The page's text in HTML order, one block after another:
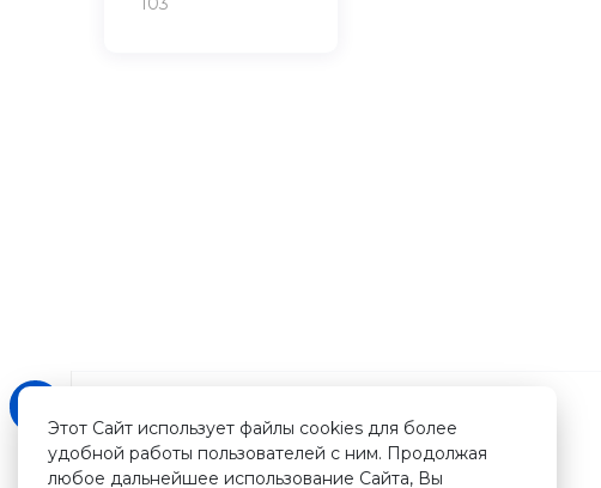
Этот Сайт использует файлы cookies для более
удобной работы пользователей с ним. Продолжая
любое дальнейшее использование Сайта, Вы